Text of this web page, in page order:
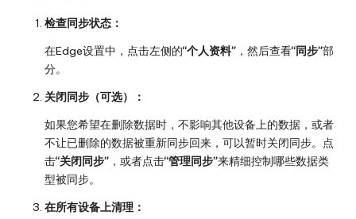
检查同步状态：
在Edge设置中，点击左侧的“个人资料” ，然后查看“同步”部
分。
关闭同步（可选）：
如果您希望在删除数据时，不影响其他设备上的数据，或者
不让已删除的数据被重新同步回来，可以暂时关闭同步。点
击“关闭同步” ，或者点击“管理同步”来精细控制哪些数据类
型被同步。
在所有设备上清理：